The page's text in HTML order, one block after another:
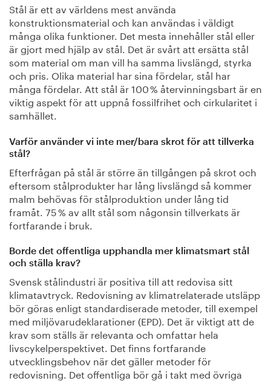
Stål är ett av världens mest använda
konstruktionsmaterial och kan användas i väldigt
många olika funktioner. Det mesta innehåller stål eller
är gjort med hjälp av stål. Det är svårt att ersätta stål
som material om man vill ha samma livslängd, styrka
och pris. Olika material har sina fördelar, stål har
många fördelar. Att stål är 100 % återvinningsbart är en
viktig aspekt för att uppnå fossilfrihet och cirkularitet i
samhället.
Varför använder vi inte mer/bara skrot för att tillverka
stål?
Efterfrågan på stål är större än tillgången på skrot och
eftersom stålprodukter har lång livslängd så kommer
malm behövas för stålproduktion under lång tid
framåt. 75 % av allt stål som någonsin tillverkats är
fortfarande i bruk.
Borde det offentliga upphandla mer klimatsmart stål
och ställa krav?
Svensk stålindustri är positiva till att redovisa sitt
klimatavtryck. Redovisning av klimatrelaterade utsläpp
bör göras enligt standardiserade metoder, till exempel
med miljövarudeklarationer (EPD). Det är viktigt att de
krav som ställs är relevanta och omfattar hela
livscykelperspektivet. Det finns fortfarande
utvecklingsbehov när det gäller metoder för
redovisning. Det offentliga bör gå i takt med övriga